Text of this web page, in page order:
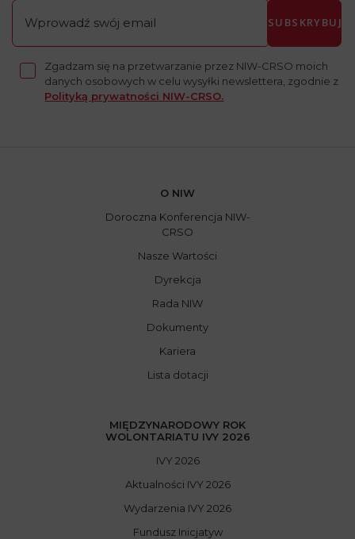
SUBSKRYBUJ
Zgadzam się na przetwarzanie przez NIW-CRSO moich
danych osobowych w celu wysyłki newslettera, zgodnie z
Polityką prywatności NIW-CRSO.
O NIW
Doroczna Konferencja NIW-
CRSO
Nasze Wartości
Dyrekcja
Rada NIW
Dokumenty
Kariera
Lista dotacji
MIĘDZYNARODOWY ROK
WOLONTARIATU IVY 2026
IVY 2026
Aktualności IVY 2026
Wydarzenia IVY 2026
Fundusz Inicjatyw